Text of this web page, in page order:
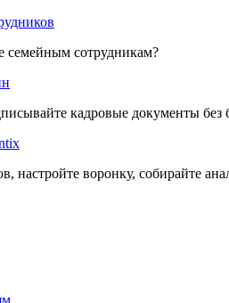
семейным сотрудникам?
кадровые документы без
настройте воронку, собирайте